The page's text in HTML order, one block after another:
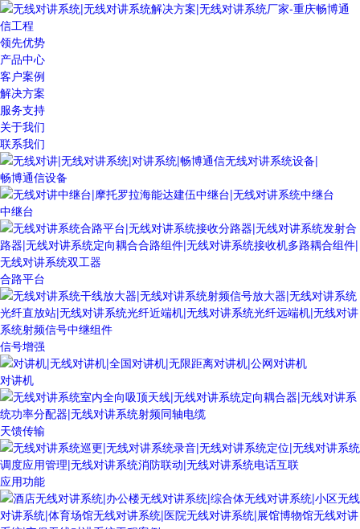
领先优势
产品中心
客户案例
解决方案
服务支持
关于我们
联系我们
畅博通信设备
中继台
合路平台
信号增强
对讲机
天馈传输
应用功能